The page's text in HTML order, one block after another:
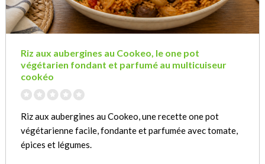
Riz aux aubergines au Cookeo, le one pot
végétarien fondant et parfumé au multicuiseur
cookéo
Riz aux aubergines au Cookeo, une recette one pot
végétarienne facile, fondante et parfumée avec tomate,
épices et légumes.